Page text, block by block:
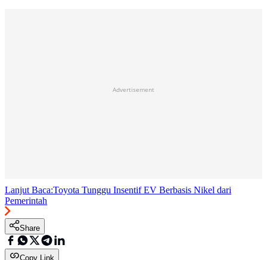
Advertisement
Lanjut Baca:Toyota Tunggu Insentif EV Berbasis Nikel dari
Pemerintah
Share
Copy Link